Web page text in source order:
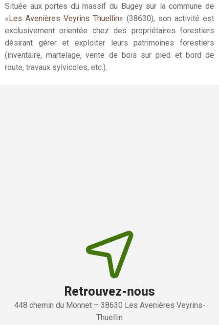
Située aux portes du massif du Bugey sur la commune de
«Les Avenières Veyrins Thuellin» (38630), son activité est
exclusivement orientée chez des propriétaires forestiers
désirant gérer et exploiter leurs patrimoines forestiers
(inventaire, martelage, vente de bois sur pied et bord de
route, travaux sylvicoles, etc.).
Retrouvez-nous
448 chemin du Monnet – 38630 Les Avenières Veyrins-
Thuellin